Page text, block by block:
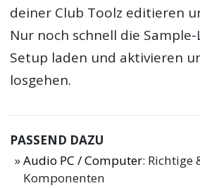
deiner Club Toolz editieren
Nur noch schnell die
Setup laden und aktivieren
losgehen.
PASSEND DAZU
Audio PC / Computer: Richtige
Komponenten